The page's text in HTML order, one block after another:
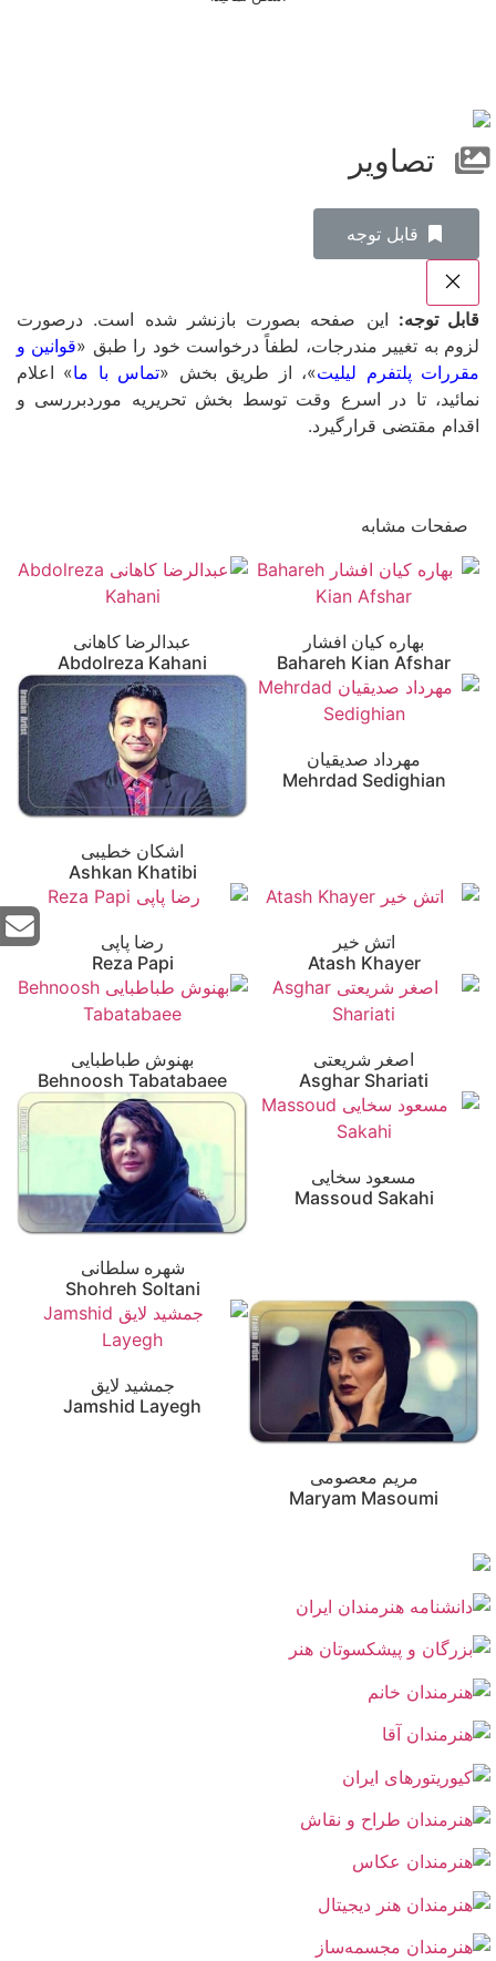
تصاویر
‌قابل توجه
قابل توجه: این صفحه بصورت بازنشر شده است. درصورت
لزوم به تغییر مندرجات، لطفاً درخواست خود را طبق «قوانین و
مقررات پلتفرم لیلیت»، از طریق بخش «تماس با ما» اعلام
نمائید، تا در اسرع وقت توسط بخش تحریریه موردبررسی و
اقدام مقتضی قرارگیرد.
صفحات مشابه
بهاره کیان افشار
Bahareh Kian Afshar
عبدالرضا کاهانی
Abdolreza Kahani
مهرداد صدیقیان
Mehrdad Sedighian
اشکان خطیبی
Ashkan Khatibi
اتش خیر
Atash Khayer
رضا پاپی
Reza Papi
اصغر شریعتی
Asghar Shariati
بهنوش طباطبایی
Behnoosh Tabatabaee
مسعود سخایی
Massoud Sakahi
شهره سلطانی
Shohreh Soltani
مریم معصومی
Maryam Masoumi
جمشید لایق
Jamshid Layegh